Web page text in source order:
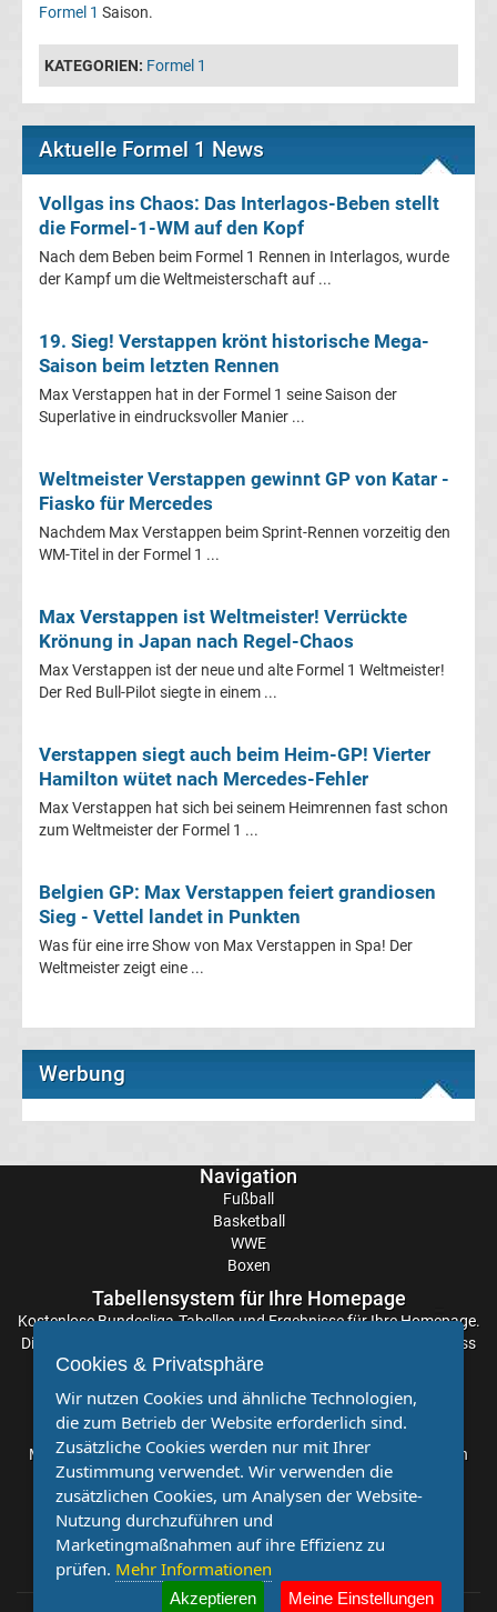
Champions
League
Tabelle
Champions
Ergebnisse
Europa
League
Tabelle
League
Ergebnisse
Conference
League
Conference
League
Formel
Boxen
DAZN
Programm
Formel 1 Saison.
KATEGORIEN: Formel 1
Aktuelle Formel 1 News
Vollgas ins Chaos: Das Interlagos-Beben stellt
die Formel-1-WM auf den Kopf
Nach dem Beben beim Formel 1 Rennen in Interlagos, wurde
der Kampf um die Weltmeisterschaft auf ...
19. Sieg! Verstappen krönt historische Mega-
Saison beim letzten Rennen
Max Verstappen hat in der Formel 1 seine Saison der
Superlative in eindrucksvoller Manier ...
Weltmeister Verstappen gewinnt GP von Katar -
Fiasko für Mercedes
Nachdem Max Verstappen beim Sprint-Rennen vorzeitig den
WM-Titel in der Formel 1 ...
Max Verstappen ist Weltmeister! Verrückte
Krönung in Japan nach Regel-Chaos
Max Verstappen ist der neue und alte Formel 1 Weltmeister!
Der Red Bull-Pilot siegte in einem ...
Verstappen siegt auch beim Heim-GP! Vierter
Hamilton wütet nach Mercedes-Fehler
Max Verstappen hat sich bei seinem Heimrennen fast schon
zum Weltmeister der Formel 1 ...
Belgien GP: Max Verstappen feiert grandiosen
Sieg - Vettel landet in Punkten
Was für eine irre Show von Max Verstappen in Spa! Der
Weltmeister zeigt eine ...
Werbung
Navigation
Fußball
Basketball
WWE
Boxen
Tabellensystem für Ihre Homepage
KostenloseBundesliga-Tabellenund Ergebnisse für Ihre Homepage.
Die Aktualisierung der Ergebnisse erfolgt alle paar Minuten, sodass
Sie stets auf dem Laufenden sind. Einfache und schnelle
Partnervereine
Möchten Sie, dass auch Ihr Verein mehr Beachtung findet? Dann
sind Sie bei uns genau richtig. Wir suchen Ihren Verein für eine
kostenlose Kooperation. Veröffentlichen Sie Ihre Spielberichte,
Sportnachrichten und Aufrufe bei uns!
Cookies & Privatsphäre
Wir nutzen Cookies und ähnliche Technologien,
die zum Betrieb der Website erforderlich sind.
Zusätzliche Cookies werden nur mit Ihrer
Zustimmung verwendet. Wir verwenden die
zusätzlichen Cookies, um Analysen der Website-
Nutzung durchzuführen und
Marketingmaßnahmen auf ihre Effizienz zu
prüfen. Mehr Informationen
Akzeptieren Meine Einstellungen